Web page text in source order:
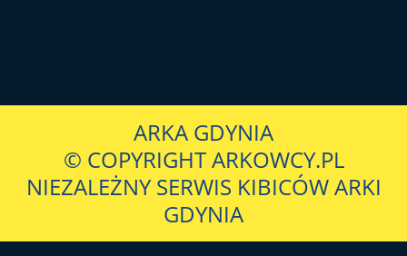
ARKA GDYNIA
© COPYRIGHT ARKOWCY.PL
NIEZALEŻNY SERWIS KIBICÓW ARKI
GDYNIA